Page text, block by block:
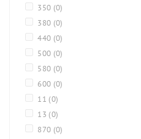
350 (0)
380 (0)
440 (0)
500 (0)
580 (0)
600 (0)
11 (0)
13 (0)
870 (0)